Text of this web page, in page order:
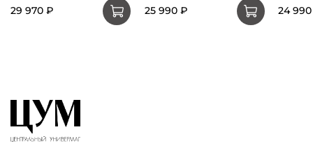
29 970 ₽
25 990 ₽
24